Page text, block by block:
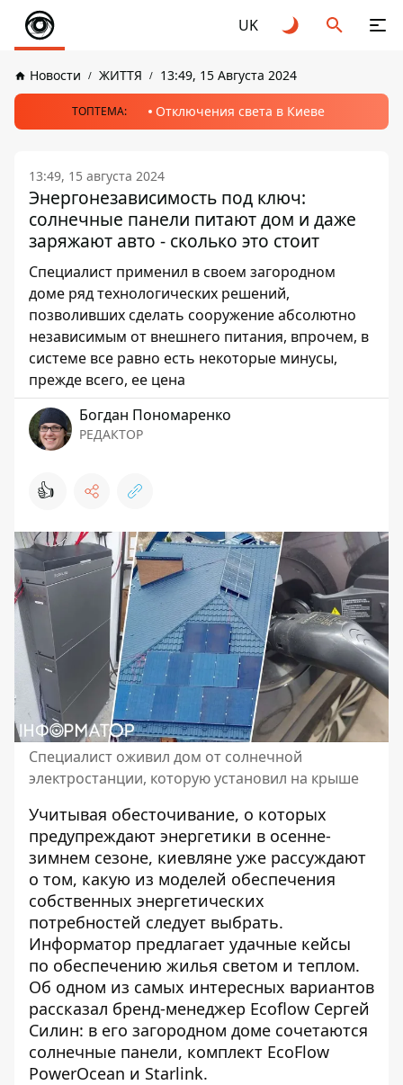
UK
Новости ЖИТТЯ 13:49, 15 Августа 2024
ТОПТЕМА: Отключения света в Киеве
13:49, 15 августа 2024
Энергонезависимость под ключ:
солнечные панели питают дом и даже
заряжают авто - сколько это стоит
Специалист применил в своем загородном
доме ряд технологических решений,
позволивших сделать сооружение абсолютно
независимым от внешнего питания, впрочем, в
системе все равно есть некоторые минусы,
прежде всего, ее цена
Богдан Пономаренко
РЕДАКТОР
👍
Специалист оживил дом от солнечной
электростанции, которую установил на крыше
Учитывая обесточивание, о которых
предупреждают энергетики в осенне-
зимнем сезоне, киевляне уже рассуждают
о том, какую из моделей обеспечения
собственных энергетических
потребностей следует выбрать.
Информатор предлагает удачные кейсы
по обеспечению жилья светом и теплом.
Об одном из самых интересных вариантов
рассказал бренд-менеджер Ecoflow Сергей
Силин: в его загородном доме сочетаются
солнечные панели, комплект EcoFlow
PowerOcean и Starlink.